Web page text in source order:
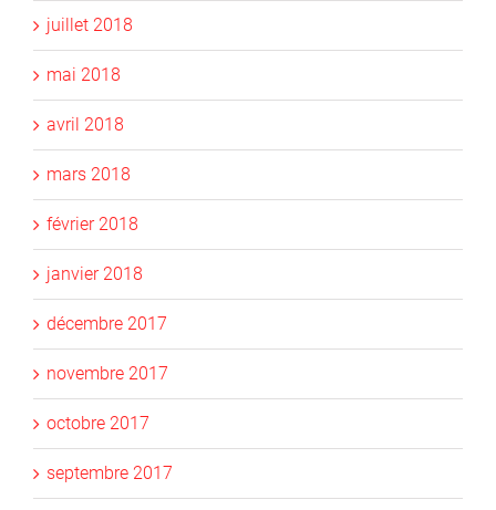
juillet 2018
mai 2018
avril 2018
mars 2018
février 2018
janvier 2018
décembre 2017
novembre 2017
octobre 2017
septembre 2017